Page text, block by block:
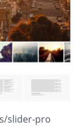
slider-pro